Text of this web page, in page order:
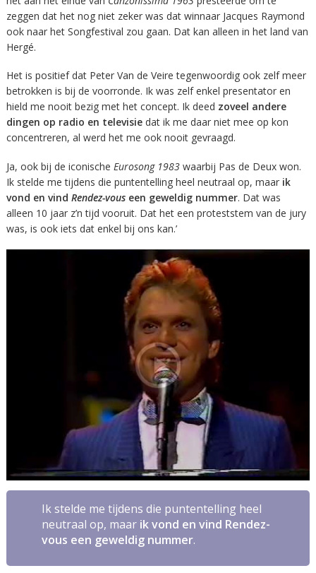
zeggen dat het nog niet zeker was dat winnaar Jacques Raymond
ook naar het Songfestival zou gaan. Dat kan alleen in het land van
Hergé.
Het is positief dat Peter Van de Veire tegenwoordig ook zelf meer
betrokken is bij de voorronde. Ik was zelf enkel presentator en
hield me nooit bezig met het concept. Ik deed zoveel andere
dingen op radio en televisiedat ik me daar niet mee op kon
concentreren, al werd het me ook nooit gevraagd.
Ja, ook bij de iconische Eurosong 1983waarbij Pas de Deux won.
Ik stelde me tijdens die puntentelling heel neutraal op, maar ik
vond en vind Rendez-vous een geweldig nummer. Dat was
alleen 10 jaar z’n tijd vooruit. Dat het een proteststem van de jury
was, is ook iets dat enkel bij ons kan.’
Ik stelde me tijdens die puntentelling heel
neutraal op, maar ik vond en vind Rendez-
vous een geweldig nummer.